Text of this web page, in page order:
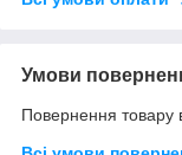
Умови
Повернення товару